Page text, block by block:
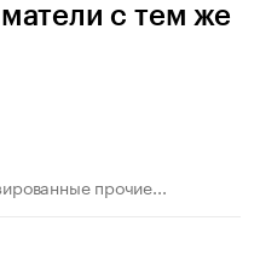
с тем же
прочие...